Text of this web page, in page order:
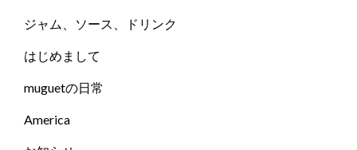
ジャム、ソース、ドリンク
はじめまして
muguetの日常
America